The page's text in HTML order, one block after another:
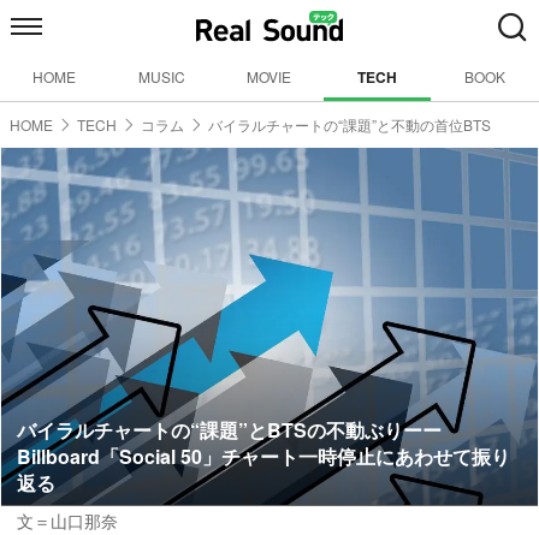
HOME MUSIC MOVIE TECH BOOK
HOME TECH コラム バイラルチャートの“課題”と不動の首位BTS
バイラルチャートの“課題”とBTSの不動ぶりーー
Billboard「Social 50」チャート一時停止にあわせて振り
返る
文＝山口那奈